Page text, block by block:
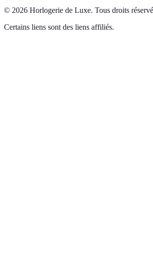
© 2026 Horlogerie de Luxe. Tous droits
Certains liens sont des liens affiliés.